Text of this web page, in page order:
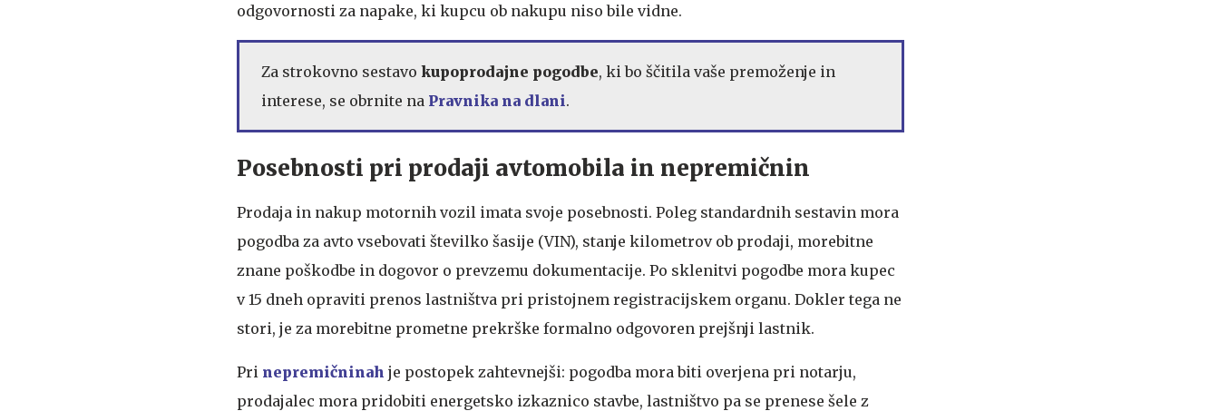
odgovornosti za napake, ki kupcu ob nakupu niso bile vidne.
Za strokovno sestavo kupoprodajne pogodbe, ki bo ščitila vaše premoženje in
interese, se obrnite na Pravnika na dlani.
Posebnosti pri prodaji avtomobila in nepremičnin
Prodaja in nakup motornih vozil imata svoje posebnosti. Poleg standardnih sestavin mora
pogodba za avto vsebovati številko šasije (VIN), stanje kilometrov ob prodaji, morebitne
znane poškodbe in dogovor o prevzemu dokumentacije. Po sklenitvi pogodbe mora kupec
v 15 dneh opraviti prenos lastništva pri pristojnem registracijskem organu. Dokler tega ne
stori, je za morebitne prometne prekrške formalno odgovoren prejšnji lastnik.
Pri nepremičninah je postopek zahtevnejši: pogodba mora biti overjena pri notarju,
prodajalec mora pridobiti energetsko izkaznico stavbe, lastništvo pa se prenese šele z